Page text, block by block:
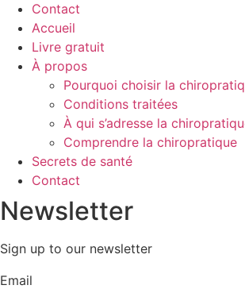
Contact
Accueil
Livre gratuit
À propos
Pourquoi choisir la
Conditions traitées
À qui s’adresse la
Comprendre la chiropratique
Secrets de santé
Contact
Newsletter
Sign up to our newsletter
Email